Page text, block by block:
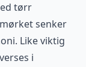
tørr
senker
Like viktig
i